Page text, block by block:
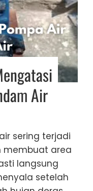
Air
sering terjadi
membuat area
langsung
setelah